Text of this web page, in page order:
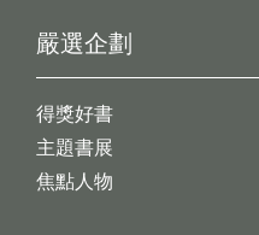
嚴選企劃
得獎好書
主題書展
焦點人物